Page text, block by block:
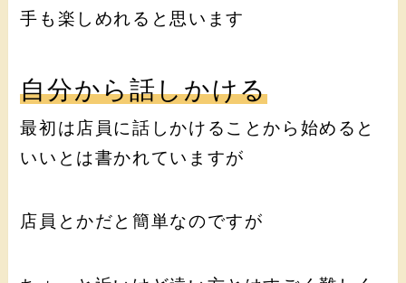
手も楽しめれると思います
自分から話しかける
最初は店員に話しかけることから始めると
いいとは書かれていますが
店員とかだと簡単なのですが